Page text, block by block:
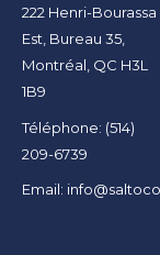
222 Henri-Bourassa
Est, Bureau 35,
Montréal, QC H3L
1B9
Téléphone: (514)
209-6739
Email: